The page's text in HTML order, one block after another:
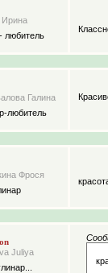
любитель
Галина
любитель
Фрося
Juliya